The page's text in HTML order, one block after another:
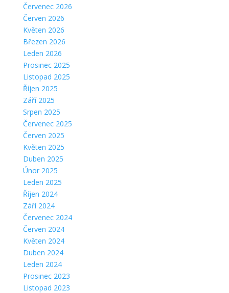
Červenec 2026
Červen 2026
Květen 2026
Březen 2026
Leden 2026
Prosinec 2025
Listopad 2025
Říjen 2025
Září 2025
Srpen 2025
Červenec 2025
Červen 2025
Květen 2025
Duben 2025
Únor 2025
Leden 2025
Říjen 2024
Září 2024
Červenec 2024
Červen 2024
Květen 2024
Duben 2024
Leden 2024
Prosinec 2023
Listopad 2023